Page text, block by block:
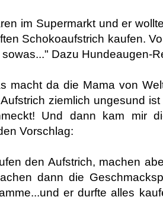
im Supermarkt und er
Schokoaufstrich kaufen.
sowas..." Dazu Hundeaugen-
macht da die Mama von
ziemlich ungesund
Und dann kam mir
Vorschlag:
den Aufstrich, machen
dann die
er durfte alles